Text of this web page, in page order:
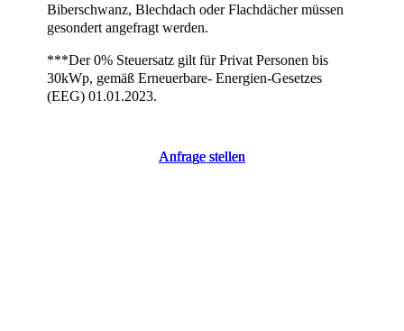
Anfrage stellen
Anfrage stellen
Biberschwanz, Blechdach oder Flachdächer müssen
gesondert angefragt werden.
***Der 0% Steuersatz gilt für Privat Personen bis
30kWp, gemäß Erneuerbare- Energien-Gesetzes
(EEG) 01.01.2023.
Anfrage stellen